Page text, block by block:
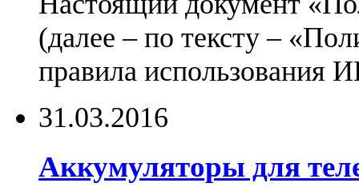
(далее – по тексту –
правила использования
31.03.2016
Аккумуляторы для